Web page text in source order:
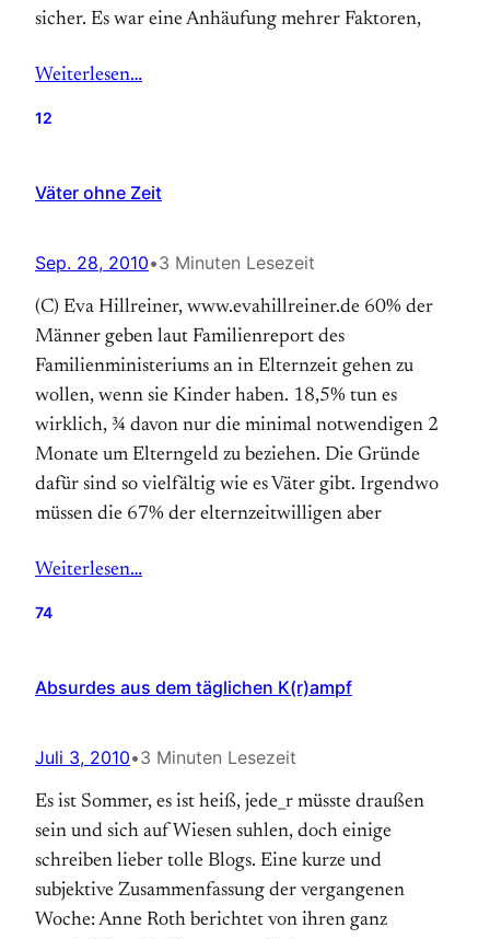
sicher. Es war eine Anhäufung mehrer Faktoren,
Weiterlesen…
12
Väter ohne Zeit
Sep. 28, 2010•3 Minuten Lesezeit
(C) Eva Hillreiner, www.evahillreiner.de 60% der
Männer geben laut Familienreport des
Familienministeriums an in Elternzeit gehen zu
wollen, wenn sie Kinder haben. 18,5% tun es
wirklich, ¾ davon nur die minimal notwendigen 2
Monate um Elterngeld zu beziehen. Die Gründe
dafür sind so vielfältig wie es Väter gibt. Irgendwo
müssen die 67% der elternzeitwilligen aber
Weiterlesen…
74
Absurdes aus dem täglichen K(r)ampf
Juli 3, 2010•3 Minuten Lesezeit
Es ist Sommer, es ist heiß, jede_r müsste draußen
sein und sich auf Wiesen suhlen, doch einige
schreiben lieber tolle Blogs. Eine kurze und
subjektive Zusammenfassung der vergangenen
Woche: Anne Roth berichtet von ihren ganz